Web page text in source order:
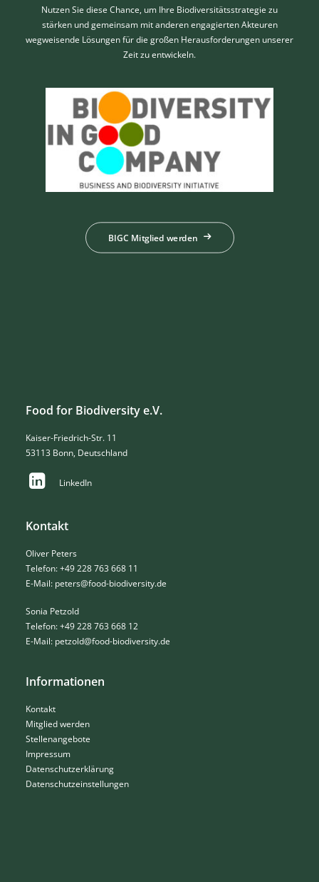
Nutzen Sie diese Chance, um Ihre Biodiversitätsstrategie zu
stärken und gemeinsam mit anderen engagierten Akteuren
wegweisende Lösungen für die großen Herausforderungen unserer
Zeit zu entwickeln.
BIGC Mitglied werden
Food for Biodiversity e.V.
Kaiser-Friedrich-Str. 11
53113 Bonn, Deutschland
LinkedIn
Kontakt
Oliver Peters
Telefon: +49 228 763 668 11
E-Mail: peters@food-biodiversity.de
Sonia Petzold
Telefon: +49 228 763 668 12
E-Mail: petzold@food-biodiversity.de
Informationen
Kontakt
Mitglied werden
Stellenangebote
Impressum
Datenschutzerklärung
Datenschutzeinstellungen